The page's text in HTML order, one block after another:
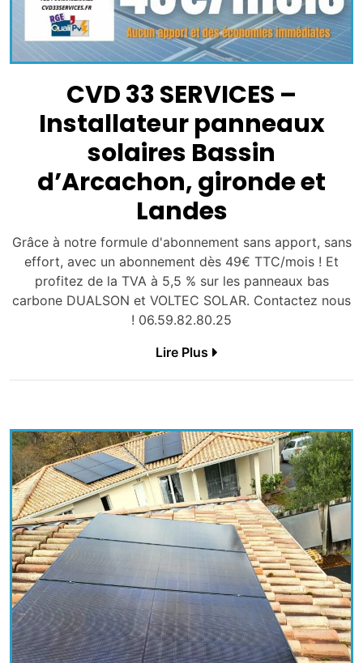
CVD 33 SERVICES –
Installateur panneaux
solaires Bassin
d’Arcachon, gironde et
Landes
Grâce à notre formule d'abonnement sans apport, sans
effort, avec un abonnement dès 49€ TTC/mois ! Et
profitez de la TVA à 5,5 % sur les panneaux bas
carbone DUALSON et VOLTEC SOLAR. Contactez nous
! 06.59.82.80.25
Lire Plus